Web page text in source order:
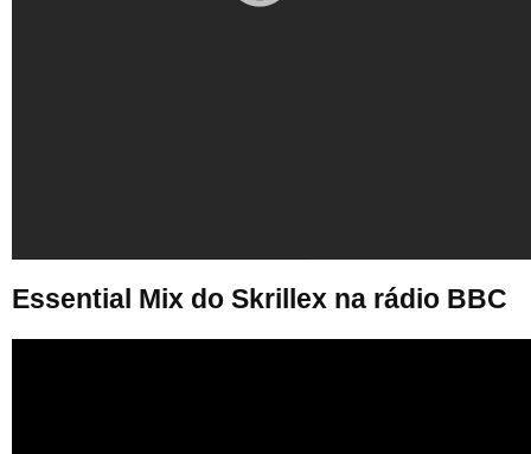
Essential Mix do Skrillex na rádio BBC